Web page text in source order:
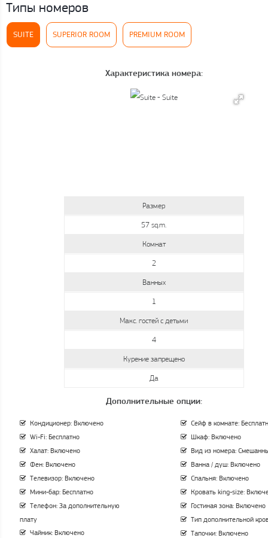
Типы номеров
SUITE SUPERIOR ROOM PREMIUM ROOM
Размер
57 sq.m.
Комнат
2
Ванных
1
Макс. гостей с детьми
4
Курение запрещено
Да
Характеристика номера:
Дополнительные опции:
Кондиционер: Включено
Wi-Fi: Бесплатно
Халат: Включено
Фен: Включено
Телевизор: Включено
Мини-бар: Бесплатно
Телефон: За дополнительную
плату
Чайник: Включено
Сейф в комнате:
Шкаф: Включено
Вид из номера:
Ванна / душ: Включено
Спальня: Включено
Кровать king-size:
Гостиная зона: Включено
Тип дополнительной
Тапочки: Включено